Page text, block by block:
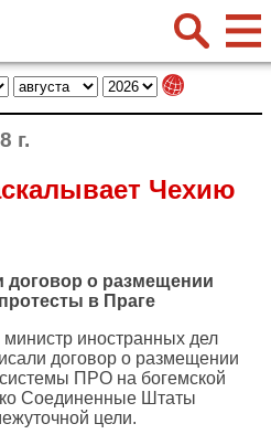
г.
Чехию
о размещении
в Праге
иностранных дел
договор о размещении
ПРО на богемской
Соединенные Штаты
цели.